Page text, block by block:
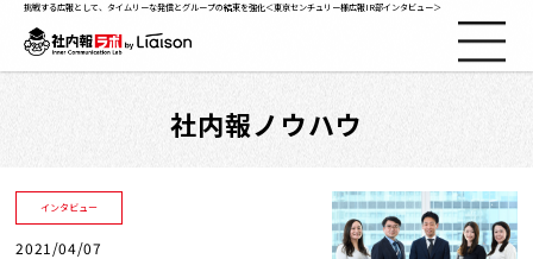
社内報ノウハウ
セミナー情報
挑戦する広報として、タイムリーな発信とグループの結束を強化＜東京センチュリー様広報IR部インタビュー＞
社内報ノウハウ
インタビュー
2021/04/07